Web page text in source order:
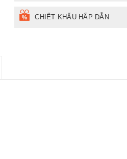
CHIẾT KHẤU HẤP DẪN